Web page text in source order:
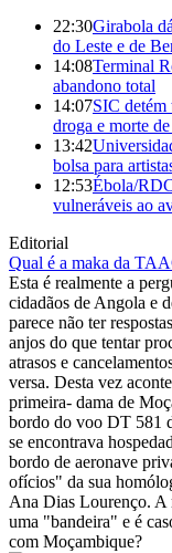
22:30Girabola
do Leste e de
14:08Terminal
abandono total
14:07SIC detém
droga e morte
13:42
bolsa para
12:53Ébola/
vulneráveis ao
Editorial
Qual é a maka da
Esta é realmente a
cidadãos de Angola e
parece não ter
anjos do que tentar
atrasos e
versa. Desta vez
primeira- dama de
bordo do voo DT 581
se encontrava
bordo de aeronave
ofícios" da sua
Ana Dias Lourenço. A
uma "bandeira" e é
com Moçambique?